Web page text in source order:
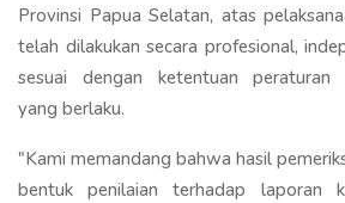
Provinsi Papua Selatan, atas
telah dilakukan secara profesional,
sesuai dengan ketentuan peraturan
yang berlaku.
"Kami memandang bahwa hasil
bentuk penilaian terhadap laporan